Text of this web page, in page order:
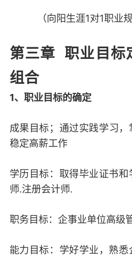
（向阳生涯1对1职业
第三章 职业目标
组合
1、职业目标的确定
成果目标；通过实践学习
稳定高薪工作
学历目标：取得毕业证书
师.注册会计师.
职务目标：企事业单位高级
能力目标：学好学业，熟